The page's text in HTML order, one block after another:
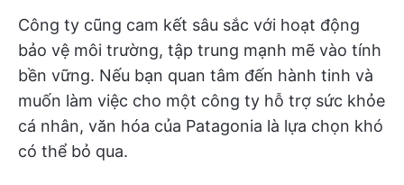
Công ty cũng cam kết sâu sắc với hoạt động
bảo vệ môi trường, tập trung mạnh mẽ vào tính
bền vững. Nếu bạn quan tâm đến hành tinh và
muốn làm việc cho một công ty hỗ trợ sức khỏe
cá nhân, văn hóa của Patagonia là lựa chọn khó
có thể bỏ qua.